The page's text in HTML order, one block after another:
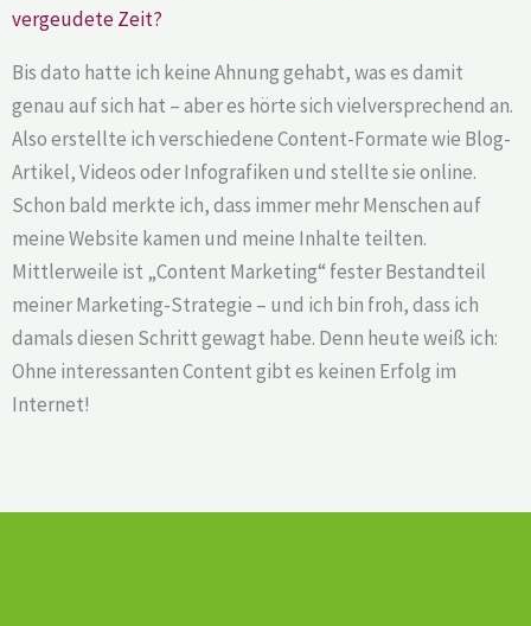
vergeudete Zeit?
Bis dato hatte ich keine Ahnung gehabt, was es damit
genau auf sich hat – aber es hörte sich vielversprechend an.
Also erstellte ich verschiedene Content-Formate wie Blog-
Artikel, Videos oder Infografiken und stellte sie online.
Schon bald merkte ich, dass immer mehr Menschen auf
meine Website kamen und meine Inhalte teilten.
Mittlerweile ist „Content Marketing“ fester Bestandteil
meiner Marketing-Strategie – und ich bin froh, dass ich
damals diesen Schritt gewagt habe. Denn heute weiß ich:
Ohne interessanten Content gibt es keinen Erfolg im
Internet!